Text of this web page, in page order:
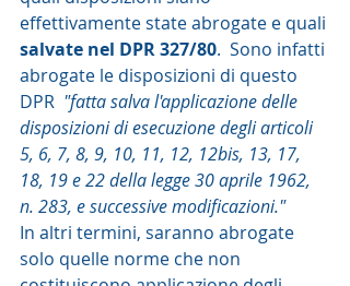
effettivamente state abrogate e quali
salvate nel DPR 327/80.  Sono infatti
abrogate le disposizioni di questo
DPR "fatta salva l'applicazione delle
disposizioni di esecuzione degli articoli
5, 6, 7, 8, 9, 10, 11, 12, 12bis, 13, 17,
18, 19 e 22 della legge 30 aprile 1962,
n. 283, e successive modificazioni."
In altri termini, saranno abrogate
solo quelle norme che non